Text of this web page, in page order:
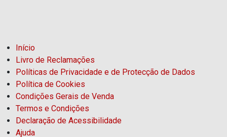
Início
Livro de Reclamações
Políticas de Privacidade e de Protecção de Dados
Política de Cookies
Condições Gerais de Venda
Termos e Condições
Declaração de Acessibilidade
Ajuda